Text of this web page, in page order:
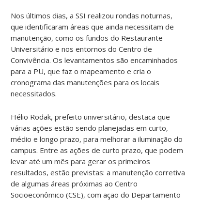
Nos últimos dias, a SSI realizou rondas noturnas,
que identificaram áreas que ainda necessitam de
manutenção, como os fundos do Restaurante
Universitário e nos entornos do Centro de
Convivência.Os levantamentos são encaminhados
para a PU, que faz o mapeamento e cria o
cronograma das manutenções para os locais
necessitados.
Hélio Rodak, prefeito universitário, destaca que
várias ações estão sendo planejadas em curto,
médio e longo prazo, para melhorar a iluminação do
campus. Entre as ações de curto prazo, que podem
levar até um mês para gerar os primeiros
resultados, estão previstas: a manutenção corretiva
de algumas áreas próximas ao Centro
Socioeconômico (CSE), com ação do Departamento